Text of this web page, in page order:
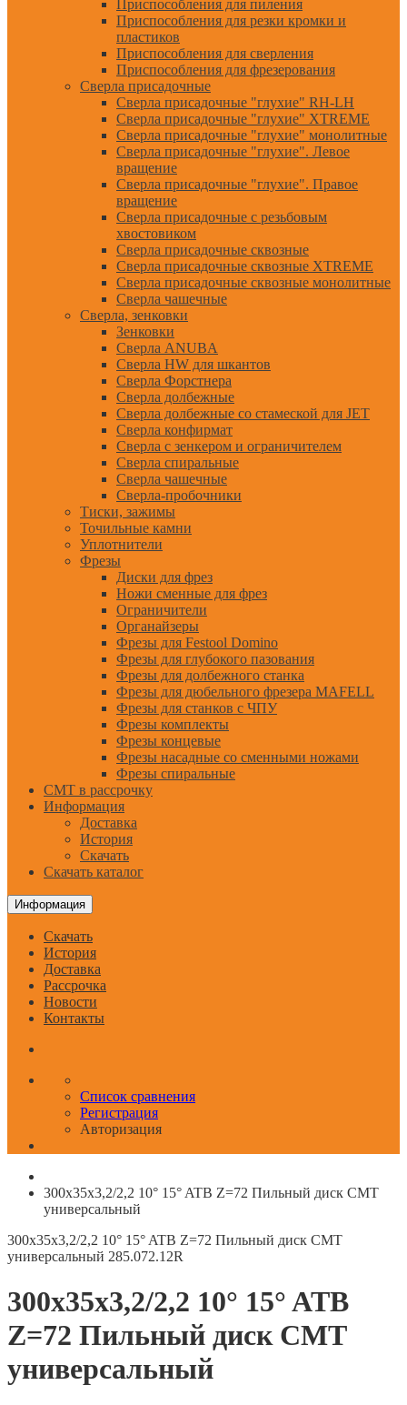
Приспособления для пиления
Приспособления для резки кромки и
пластиков
Приспособления для сверления
Приспособления для фрезерования
Сверла присадочные
Сверла присадочные "глухие" RH-LH
Сверла присадочные "глухие" XTREME
Сверла присадочные "глухие" монолитные
Сверла присадочные "глухие". Левое
вращение
Сверла присадочные "глухие". Правое
вращение
Сверла присадочные с резьбовым
хвостовиком
Сверла присадочные сквозные
Сверла присадочные сквозные XTREME
Сверла присадочные сквозные монолитные
Сверла чашечные
Сверла, зенковки
Зенковки
Сверла ANUBA
Сверла HW для шкантов
Сверла Форстнера
Сверла долбежные
Сверла долбежные со стамеской для JET
Сверла конфирмат
Сверла с зенкером и ограничителем
Сверла спиральные
Сверла чашечные
Сверла-пробочники
Тиски, зажимы
Точильные камни
Уплотнители
Фрезы
Диски для фрез
Ножи сменные для фрез
Ограничители
Органайзеры
Фрезы для Festool Domino
Фрезы для глубокого пазования
Фрезы для долбежного станка
Фрезы для дюбельного фрезера MAFELL
Фрезы для станков с ЧПУ
Фрезы комплекты
Фрезы концевые
Фрезы насадные со сменными ножами
Фрезы спиральные
CMT в рассрочку
Информация
Доставка
История
Скачать
Скачать каталог
Информация
Скачать
История
Доставка
Рассрочка
Новости
Контакты
Список сравнения
Регистрация
Авторизация
300x35x3,2/2,2 10° 15° ATB Z=72 Пильный диск СМТ
универсальный
300x35x3,2/2,2 10° 15° ATB Z=72 Пильный диск СМТ
универсальный 285.072.12R
300x35x3,2/2,2 10° 15° ATB
Z=72 Пильный диск СМТ
универсальный